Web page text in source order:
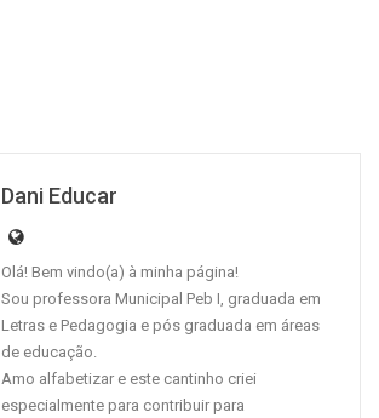
Dani Educar
Olá! Bem vindo(a) à minha página!
Sou professora Municipal Peb I, graduada em
Letras e Pedagogia e pós graduada em áreas
de educação.
Amo alfabetizar e este cantinho criei
especialmente para contribuir para